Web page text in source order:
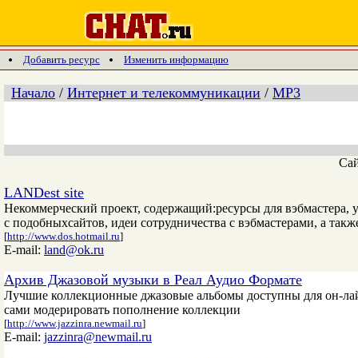
Добавить ресурс Изменить информацию
Начало / Интернет и телекоммуникации / МР3
LANDest site
Некоммерческий проект, содержащий:ресурсы для
с подобныхсайтов, идеи сотрудничества с вэбмастерами, а
[http://www.dos.hotmail.ru]
E-mail: land@ok.ru
Архив Джазовой музыки в Реал Аудио Формате
Лучшие коллекционные джазовые альбомы доступны для он-
сами модерировать пополнение коллекции
[http://www.jazzinra.newmail.ru]
E-mail: jazzinra@newmail.ru